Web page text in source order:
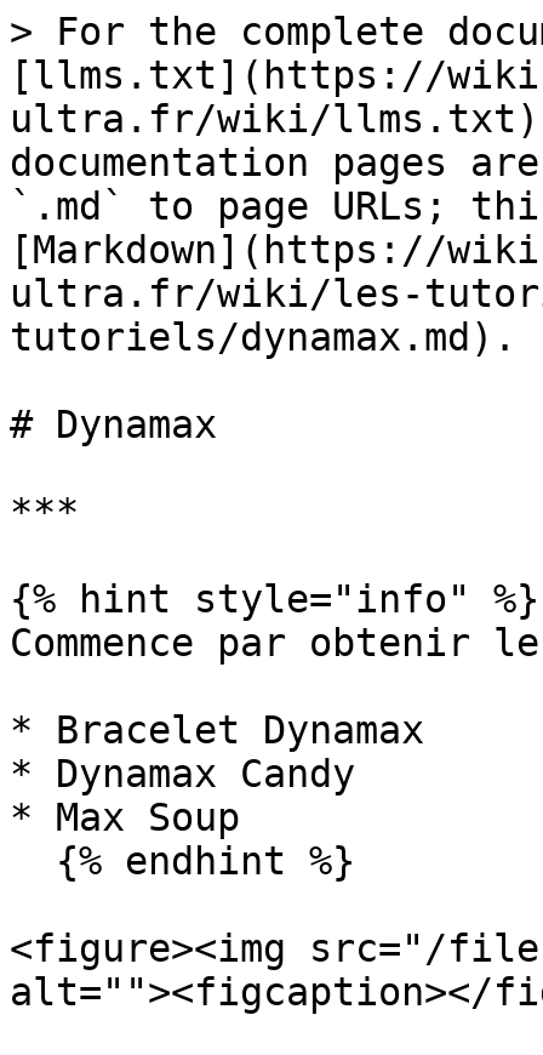
> For the complete
[llms.txt](https://
ultra.fr/wiki/llms.txt).
documentation pages
`.md` to page URLs;
[Markdown](https://
ultra.fr/wiki/les-
tutoriels/dynamax.md).
# Dynamax
***
{% hint style="info" %}
Commence par obtenir
* Bracelet Dynamax
* Dynamax Candy
* Max Soup
<figure><img src="/files/
alt=""><figcaption></